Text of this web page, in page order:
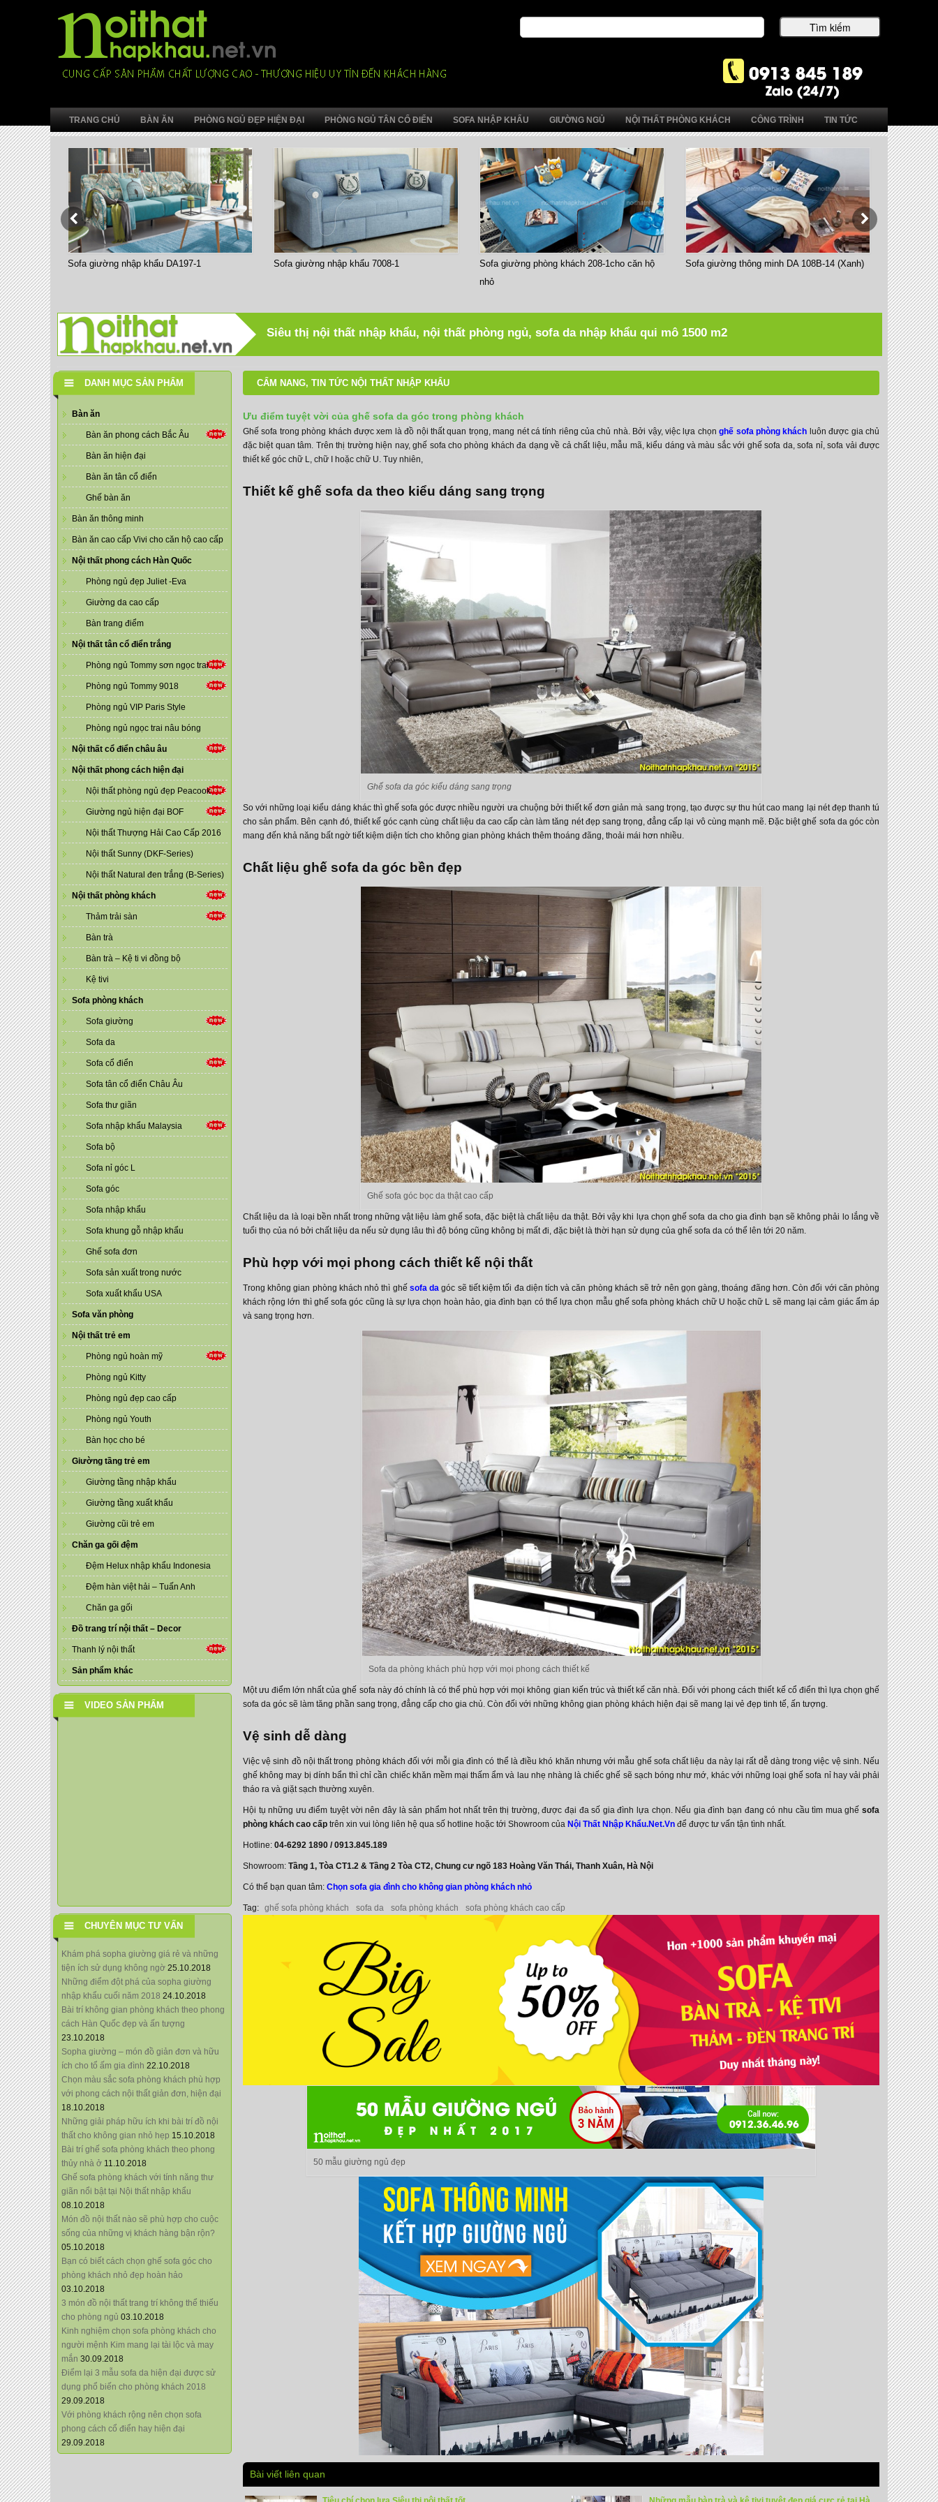
TRANG CHỦ BÀN ĂN PHÒNG NGỦ ĐẸP HIỆN ĐẠI PHÒNG NGỦ TÂN CỔ ĐIỂN SOFA NHẬP KHẨU GIƯỜNG NGỦ NỘI THẤT PHÒNG KHÁCH CÔNG TRÌNH TIN TỨC
Sofa giường nhập khẩu DA197-1 Sofa giường nhập khẩu 7008-1
Sofa giường phòng khách 208-1cho căn hộ
nhỏ
Sofa giường thông minh DA 108B-14 (Xanh) Bàn ăn
Siêu thị nội thất nhập khẩu, nội thất phòng ngủ, sofa da nhập khẩu qui mô 1500 m2
DANH MỤC SẢN PHẨM
Bàn ăn
Bàn ăn phong cách Bắc Âu
Bàn ăn hiện đại
Bàn ăn tân cổ điển
Ghế bàn ăn
Bàn ăn thông minh
Bàn ăn cao cấp Vivi cho căn hộ cao cấp
Nội thất phong cách Hàn Quốc
Phòng ngủ đẹp Juliet -Eva
Giường da cao cấp
Bàn trang điểm
Nội thất tân cổ điển trắng
Phòng ngủ Tommy sơn ngọc trai
Phòng ngủ Tommy 9018
Phòng ngủ VIP Paris Style
Phòng ngủ ngọc trai nâu bóng
Nội thất cổ điển châu âu
Nội thất phong cách hiện đại
Nội thất phòng ngủ đẹp Peacook
Giường ngủ hiện đại BOF
Nội thất Thượng Hải Cao Cấp 2016
Nội thất Sunny (DKF-Series)
Nội thất Natural đen trắng (B-Series)
Nội thất phòng khách
Thảm trải sàn
Bàn trà
Bàn trà – Kệ ti vi đồng bộ
Kệ tivi
Sofa phòng khách
Sofa giường
Sofa da
Sofa cổ điển
Sofa tân cổ điển Châu Âu
Sofa thư giãn
Sofa nhập khẩu Malaysia
Sofa bộ
Sofa nỉ góc L
Sofa góc
Sofa nhập khẩu
Sofa khung gỗ nhập khẩu
Ghế sofa đơn
Sofa sản xuất trong nước
Sofa xuất khẩu USA
Sofa văn phòng
Nội thất trẻ em
Phòng ngủ hoàn mỹ
Phòng ngủ Kitty
Phòng ngủ đẹp cao cấp
Phòng ngủ Youth
Bàn học cho bé
Giường tầng trẻ em
Giường tầng nhập khẩu
Giường tầng xuất khẩu
Giường cũi trẻ em
Chăn ga gối đệm
Đệm Helux nhập khẩu Indonesia
Đệm hàn việt hải – Tuấn Anh
Chăn ga gối
Đồ trang trí nội thất – Decor
Thanh lý nội thất
Sản phẩm khác
VIDEO SẢN PHẨM
CHUYÊN MỤC TƯ VẤN
Khám phá sopha giường giá rẻ và những
tiện ích sử dụng không ngờ 25.10.2018
Những điểm đột phá của sopha giường
nhập khẩu cuối năm 2018 24.10.2018
Bài trí không gian phòng khách theo phong
cách Hàn Quốc đẹp và ấn tượng
23.10.2018
Sopha giường – món đồ giản đơn và hữu
ích cho tổ ấm gia đình 22.10.2018
Chọn màu sắc sofa phòng khách phù hợp
với phong cách nội thất giản đơn, hiện đại
18.10.2018
Những giải pháp hữu ích khi bài trí đồ nội
thất cho không gian nhỏ hẹp 15.10.2018
Bài trí ghế sofa phòng khách theo phong
thủy nhà ở 11.10.2018
Ghế sofa phòng khách với tính năng thư
giãn nổi bật tại Nội thất nhập khẩu
08.10.2018
Món đồ nội thất nào sẽ phù hợp cho cuộc
sống của những vị khách hàng bận rộn?
05.10.2018
Bạn có biết cách chọn ghế sofa góc cho
phòng khách nhỏ đẹp hoàn hảo
03.10.2018
3 món đồ nội thất trang trí không thể thiếu
cho phòng ngủ 03.10.2018
Kinh nghiệm chọn sofa phòng khách cho
người mệnh Kim mang lại tài lộc và may
mắn 30.09.2018
Điểm lại 3 mẫu sofa da hiện đại được sử
dụng phổ biến cho phòng khách 2018
29.09.2018
Với phòng khách rộng nên chọn sofa
phong cách cổ điển hay hiện đại
29.09.2018
CẨM NANG, TIN TỨC NỘI THẤT NHẬP KHẨU
Ưu điểm tuyệt vời của ghế sofa da góc trong phòng khách
Ghế sofa trong phòng khách được xem là đồ nội thất quan trọng, mang nét cá tính riêng của chủ nhà. Bởi vậy, việc lựa chọnghế sofa phòng khách luôn được gia chủ
đặc biệt quan tâm. Trên thị trường hiện nay, ghế sofa cho phòng khách đa dạng về cả chất liệu, mẫu mã, kiểu dáng và màu sắc với ghế sofa da, sofa nỉ, sofa vải được
thiết kế góc chữ L, chữ I hoặc chữ U. Tuy nhiên,
Thiết kế ghế sofa da theo kiểu dáng sang trọng
Ghế sofa da góc kiểu dáng sang trọng
So với những loại kiểu dáng khác thì ghế sofa góc được nhiều người ưa chuộng bởi thiết kế đơn giản mà sang trọng, tạo được sự thu hút cao mang lại nét đẹp thanh tú
cho sản phẩm. Bên cạnh đó, thiết kế góc cạnh cùng chất liệu da cao cấp càn làm tăng nét đẹp sang trọng, đẳng cấp lại vô cùng mạnh mẽ. Đặc biệt ghế sofa da góc còn
mang đến khả năng bất ngờ tiết kiệm diện tích cho không gian phòng khách thêm thoáng đãng, thoải mái hơn nhiều.
Chất liệu ghế sofa da góc bền đẹp
Ghế sofa góc bọc da thật cao cấp
Chất liệu da là loại bền nhất trong những vật liệu làm ghế sofa, đặc biệt là chất liệu da thật. Bởi vậy khi lựa chọn ghế sofa da cho gia đình bạn sẽ không phải lo lắng về
tuổi thọ của nó bởi chất liệu da nếu sử dụng lâu thì độ bóng cũng không bị mất đi, đặc biệt là thời hạn sử dụng của ghế sofa da có thể lên tới 20 năm.
Phù hợp với mọi phong cách thiết kế nội thất
Trong không gian phòng khách nhỏ thì ghế sofa da góc sẽ tiết kiệm tối đa diện tích và căn phòng khách sẽ trở nên gọn gàng, thoáng đãng hơn. Còn đối với căn phòng
khách rộng lớn thì ghế sofa góc cũng là sự lựa chọn hoàn hảo, gia đình bạn có thể lựa chọn mẫu ghế sofa phòng khách chữ U hoặc chữ L sẽ mang lại cảm giác ấm áp
và sang trọng hơn.
Sofa da phòng khách phù hợp với mọi phong cách thiết kế
Một ưu điểm lớn nhất của ghế sofa này đó chính là có thể phù hợp với mọi không gian kiến trúc và thiết kế căn nhà. Đối với phong cách thiết kế cổ điển thì lựa chọn ghế
sofa da góc sẽ làm tăng phần sang trọng, đẳng cấp cho gia chủ. Còn đối với những không gian phòng khách hiện đại sẽ mang lại vẻ đẹp tinh tế, ấn tượng.
Vệ sinh dễ dàng
Việc vệ sinh đồ nội thất trong phòng khách đối với mỗi gia đình có thể là điều khó khăn nhưng với mẫu ghế sofa chất liệu da này lại rất dễ dàng trong việc vệ sinh. Nếu
ghế không may bị dính bẩn thì chỉ cần chiếc khăn mềm mại thấm ẩm và lau nhẹ nhàng là chiếc ghế sẽ sạch bóng như mớ, khác với những loại ghế sofa nỉ hay vải phải
tháo ra và giặt sạch thường xuyên.
Hội tụ những ưu điểm tuyệt vời nên đây là sản phẩm hot nhất trên thị trường, được đại đa số gia đình lựa chọn. Nếu gia đình bạn đang có nhu cầu tìm mua ghế sofa
phòng khách cao cấp trên xin vui lòng liên hệ qua số hotline hoặc tới Showroom của Nội Thất Nhập Khẩu.Net.Vn để được tư vấn tận tình nhất.
Hotline: 04-6292 1890 / 0913.845.189
Showroom: Tầng 1, Tòa CT1.2 & Tầng 2 Tòa CT2, Chung cư ngõ 183 Hoàng Văn Thái, Thanh Xuân, Hà Nội
Có thể bạn quan tâm: Chọn sofa gia đình cho không gian phòng khách nhỏ
Tag: ghế sofa phòng khách sofa da sofa phòng khách sofa phòng khách cao cấp
50 mẫu giường ngủ đẹp
Bài viết liên quan